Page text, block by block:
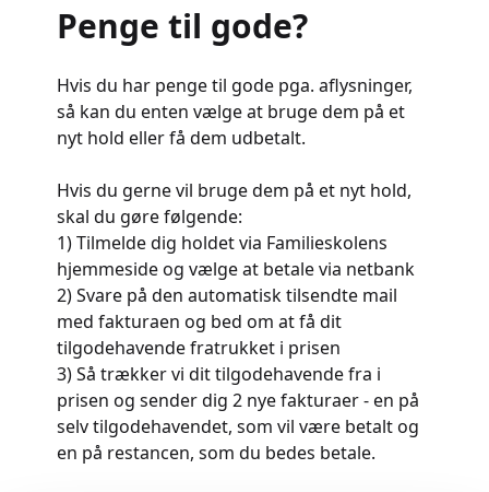
Penge til gode?
Hvis du har penge til gode pga. aflysninger,
så kan du enten vælge at bruge dem på et
nyt hold eller få dem udbetalt.
Hvis du gerne vil bruge dem på et nyt hold,
skal du gøre følgende:
1) Tilmelde dig holdet via Familieskolens
hjemmeside og vælge at betale via netbank
2) Svare på den automatisk tilsendte mail
med fakturaen og bed om at få dit
tilgodehavende fratrukket i prisen
3) Så trækker vi dit tilgodehavende fra i
prisen og sender dig 2 nye fakturaer - en på
selv tilgodehavendet, som vil være betalt og
en på restancen, som du bedes betale.